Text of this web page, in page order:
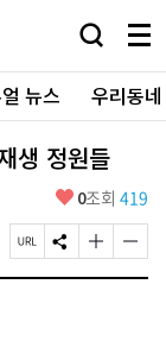
검
창
열
기
메
뉴
전
체
보
뉴스 우리동
생 정원들
좋
요
0조회 419
페
이
S
N
글
자
글
자